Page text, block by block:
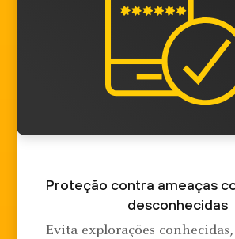
Proteção contra ameaças
desconhecidas
Evita explorações conhecidas,